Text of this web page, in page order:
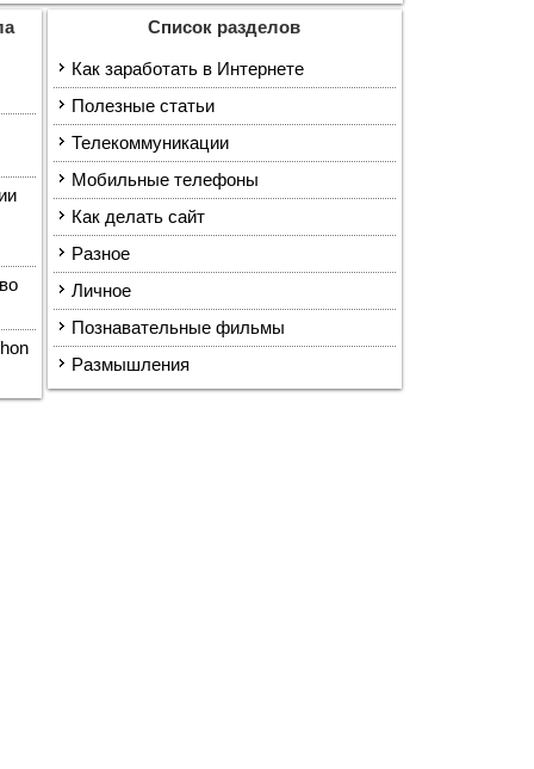
Список разделов
Как заработать в Интернете
Полезные статьи
Телекоммуникации
Мобильные телефоны
Как делать сайт
Разное
Личное
Познавательные фильмы
Размышления